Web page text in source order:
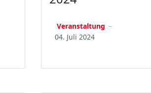
Veranstaltung
04. Juli 2024